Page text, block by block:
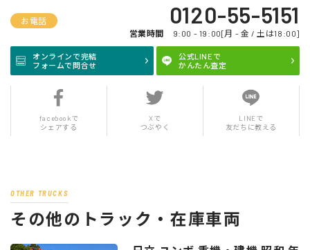
お電話 0120-55-5151
営業時間 9:00 - 19:00[月 - 金 / 土は18:00]
オンラインで完結
フォームで問合せ
公式LINEで
かんたん査定
facebookで
シェアする
Xで
つぶやく
LINEで
友だちに教える
OTHER TRUCKS
その他のトラック・在庫車両